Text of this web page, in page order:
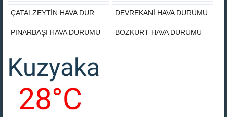
DEVREKANI HAVA DURUMU
PINARBAŞI HAVA DURUMU BOZKURT HAVA DURUMU
DADAY HAVA DURUMU
ABANA HAVA DURUMU
İHSANGAZI HAVA DURUMU